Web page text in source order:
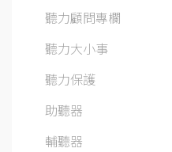
聽力顧問專欄
聽力大小事
聽力保護
助聽器
輔聽器